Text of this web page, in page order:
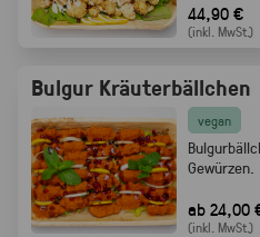
44,90 €
(inkl. MwSt.)
Bulgur Kräuterbällchen
vegan
Gewürzen.
ab 24,00
(inkl. MwSt.)